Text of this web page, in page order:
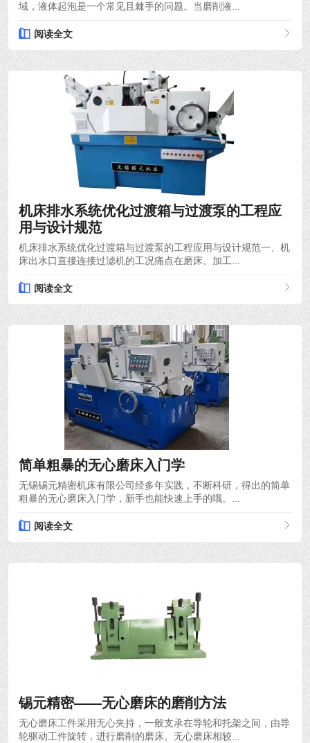
域，液体起泡是一个常见且棘手的问题。当磨削液...
阅读全文
机床排水系统优化过渡箱与过渡泵的工程应
用与设计规范
机床排水系统优化过渡箱与过渡泵的工程应用与设计规范一、机
床出水口直接连接过滤机的工况痛点在磨床、加工...
阅读全文
简单粗暴的无心磨床入门学
无锡锡元精密机床有限公司经多年实践，不断科研，得出的简单
粗暴的无心磨床入门学，新手也能快速上手的哦。...
阅读全文
锡元精密——无心磨床的磨削方法
无心磨床工件采用无心夹持，一般支承在导轮和托架之间，由导
轮驱动工件旋转，进行磨削的磨床。无心磨床相较...